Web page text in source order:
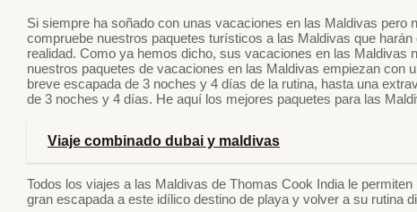
Si siempre ha soñado con unas vacaciones en las Maldivas pero
compruebe nuestros paquetes turísticos a las Maldivas que
realidad. Como ya hemos dicho, sus vacaciones en las Maldivas
nuestros paquetes de vacaciones en las Maldivas empiezan con
breve escapada de 3 noches y 4 días de la rutina, hasta una
de 3 noches y 4 días. He aquí los mejores paquetes para las
Viaje combinado dubai y maldivas
Todos los viajes a las Maldivas de Thomas Cook India le
gran escapada a este idílico destino de playa y volver a su rutina